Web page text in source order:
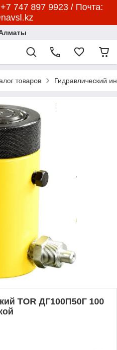
747 897 9923 / Почта:
товаров Гидравлический
TOR ДГ100П50Г 100